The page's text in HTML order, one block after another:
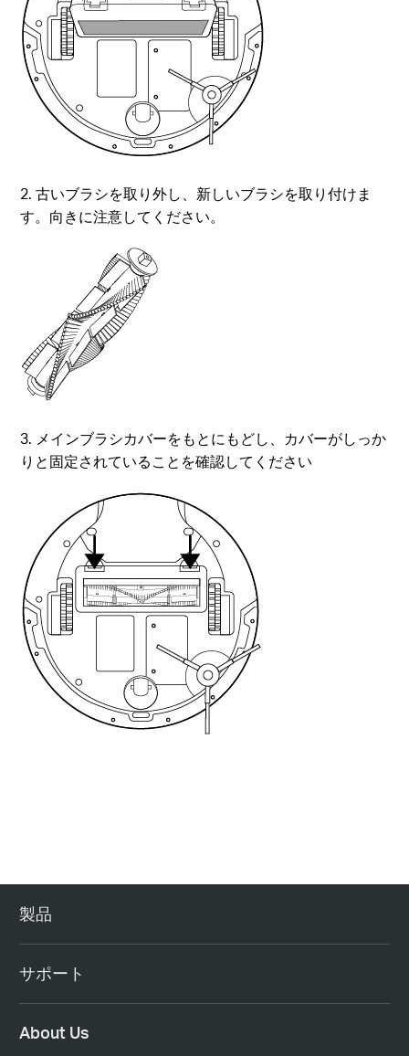
2. 古いブラシを取り外し、新しいブラシを取り付けま
す。向きに注意してください。
3. メインブラシカバーをもとにもどし、カバーがしっか
りと固定されていることを確認してください
製品
サポート
About Us